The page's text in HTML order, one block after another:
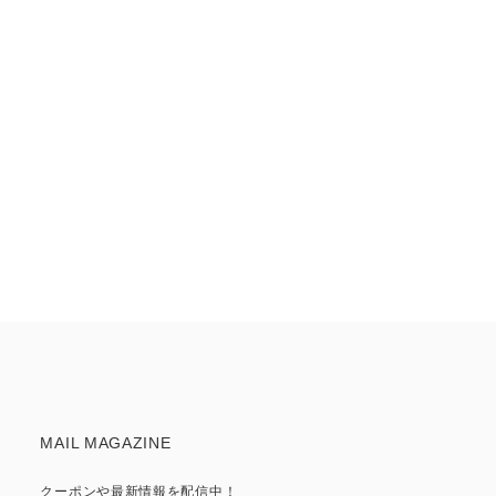
MAIL MAGAZINE
クーポンや最新情報を配信中！